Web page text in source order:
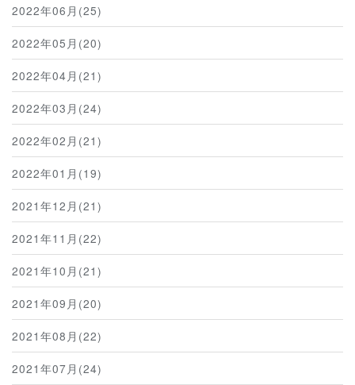
2022年06月(25)
2022年05月(20)
2022年04月(21)
2022年03月(24)
2022年02月(21)
2022年01月(19)
2021年12月(21)
2021年11月(22)
2021年10月(21)
2021年09月(20)
2021年08月(22)
2021年07月(24)